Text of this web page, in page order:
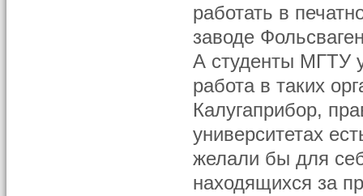
работать в
заводе
А студенты МГТУ
работа в таких
Калугаприбор,
университетах
желали бы для
находящихся за